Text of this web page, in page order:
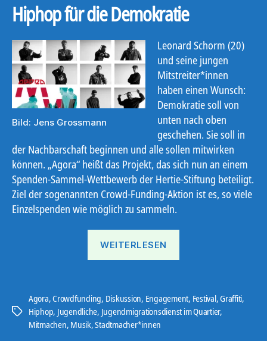
Hiphop für die Demokratie
Bild: Jens Grossmann
Leonard Schorm (20)
und seine jungen
Mitstreiter*innen
haben einen Wunsch:
Demokratie soll von
unten nach oben
geschehen. Sie soll in
der Nachbarschaft beginnen und alle sollen mitwirken
können. „Agora“ heißt das Projekt, das sich nun an einem
Spenden-Sammel-Wettbewerb der Hertie-Stiftung beteiligt.
Ziel der sogenannten Crowd-Funding-Aktion ist es, so viele
Einzelspenden wie möglich zu sammeln.
WEITERLESEN
Schlagwörter
Agora,Crowdfunding, Diskussion, Engagement, Festival,Graffiti,
Hiphop, Jugendliche, Jugendmigrationsdienst im Quartier,
Mitmachen, Musik,Stadtmacher*innen